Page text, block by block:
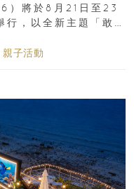
將於8月21日至23
行，以全新主題「敢
親子活動